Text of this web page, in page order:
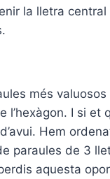
la lletra
més valuosos
I si et
Hem
paraules de 3
aquesta